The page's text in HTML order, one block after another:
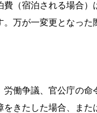
（宿泊される場合）
万が一変更となっ
働争議、官公庁の
きたした場合、ま